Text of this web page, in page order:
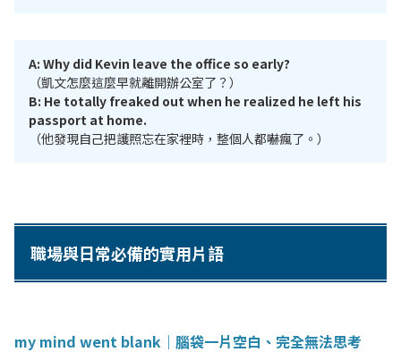
A: Why did Kevin leave the office so early?
（凱文怎麼這麼早就離開辦公室了？）
B: He totally freaked out when he realized he left his
passport at home.
（他發現自己把護照忘在家裡時，整個人都嚇瘋了。）
職場與日常必備的實用片語
my mind went blank｜腦袋一片空白、完全無法思考